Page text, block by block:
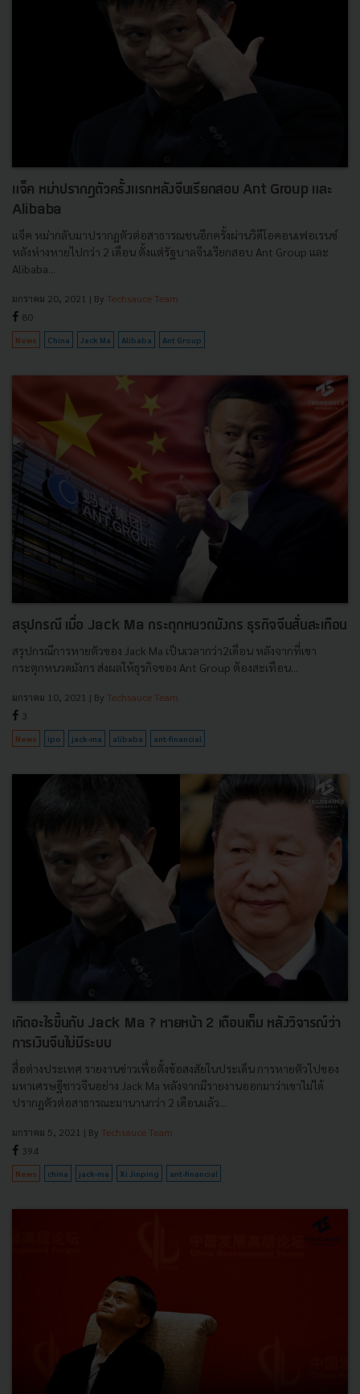
แจ็ค หม่าปรากฎตัวครั้งแรกหลังจีนเรียกสอบ Ant Group และ
Alibaba
แจ็ค หม่ากลับมาปรากฏตัวต่อสาธารณชนอีกครั้งผ่านวิดีโอคอนเฟอเรนซ์
หลังห่างหายไปกว่า 2 เดือน ตั้งแต่รัฐบาลจีนเรียกสอบ Ant Group และ
Alibaba...
มกราคม 20, 2021 | By Techsauce Team
80
News China Jack Ma Alibaba Ant Group
สรุปกรณี เมื่อ Jack Ma กระตุกหนวดมังกร ธุรกิจจีนสั่นสะเทือน
สรุปกรณีการหายตัวของ Jack Ma เป็นเวลากว่า2เดือน หลังจากที่เขา
กระตุกหนวดมังกร ส่งผลให้ธุรกิจของ Ant Group ต้องสะเทือน...
มกราคม 10, 2021 | By Techsauce Team
3
News ipo jack-ma alibaba ant-financial
เกิดอะไรขึ้นกับ Jack Ma ? หายหน้า 2 เดือนเต็ม หลังวิจารณ์ว่า
การเงินจีนไม่มีระบบ
สื่อต่างประเทศ รายงานข่าวเพื่อตั้งข้อสงสัยในประเด็น การหายตัวไปของ
มหาเศรษฐีชาวจีนอย่าง Jack Ma หลังจากมีรายงานออกมาว่าเขาไม่ได้
ปรากฏตัวต่อสาธารณะมานานกว่า 2 เดือนแล้ว...
มกราคม 5, 2021 | By Techsauce Team
394
News china jack-ma Xi Jinping ant-financial